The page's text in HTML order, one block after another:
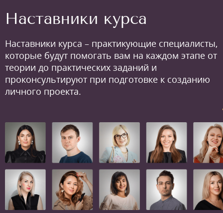
Наставники курса
Наставники курса – практикующие специалисты,
которые будут помогать вам на каждом этапе от
теории до практических заданий и
проконсультируют при подготовке к созданию
личного проекта.